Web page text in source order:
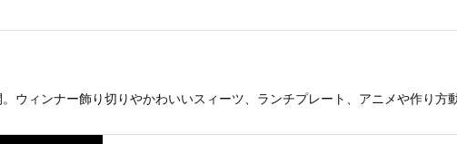
ウィンナー飾り切りやかわいいスィーツ、ランチプレート、アニメや作り方